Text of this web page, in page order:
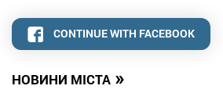
НОВИНИ МІСТА »
CONTINUE WITH FACEBOOK